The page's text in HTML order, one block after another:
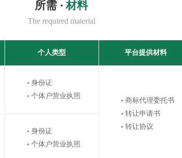
所需 · 材料
The required material
个人类型 平台提供材料
身份证
个体户营业执照
商标代理委托书
转让申请书
转让协议
身份证
个体户营业执照